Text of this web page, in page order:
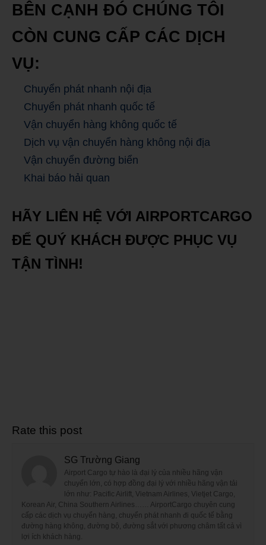
BÊN CẠNH ĐÓ CHÚNG TÔI
CÒN CUNG CẤP CÁC DỊCH
VỤ:
Chuyển phát nhanh nội địa
Chuyển phát nhanh quốc tế
Vận chuyển hàng không quốc tế
Dịch vụ vận chuyển hàng không nội địa
Vận chuyển đường biển
Khai báo hải quan
HÃY LIÊN HỆ VỚI AIRPORTCARGO
ĐỂ QUÝ KHÁCH ĐƯỢC PHỤC VỤ
TẬN TÌNH!
Rate this post
SG Trường Giang
Airport Cargo tự hào là đại lý của nhiều hãng vận
chuyển lớn, có hợp đồng đại lý với nhiều hãng vận tải
lớn như: Pacific Airlift, Vietnam Airlines, Vietjet Cargo,
Korean Air, China Southern Airlines…… AirportCargo chuyên cung
cấp các dịch vụ chuyển hàng, chuyển phát nhanh đi quốc tế bằng
đường hàng không, đường bộ, đường sắt với phương châm tất cả vì
lợi ích khách hàng.